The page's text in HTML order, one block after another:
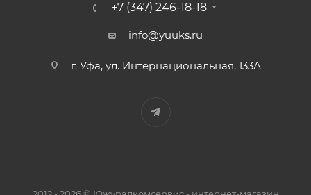
+7 (347) 246-18-18
info@yuuks.ru
г. Уфа, ул. Интернациональная, 133А